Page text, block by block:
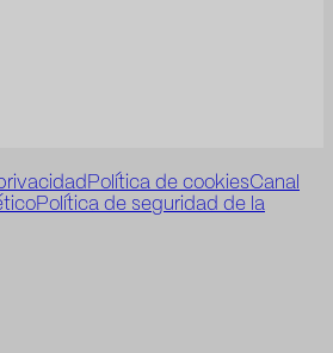
Política de cookiesCanal
Política de seguridad de la